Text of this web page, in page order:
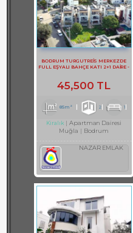
BODRUM TURGUTREİS MERKEZDE
FULL EŞYALI BAHÇE KATI 2+1 DAİRE -
45,500 TL
85m² 2 1
Kiralık
Apartman Dairesi
Muğla
Bodrum
NAZAR EMLAK